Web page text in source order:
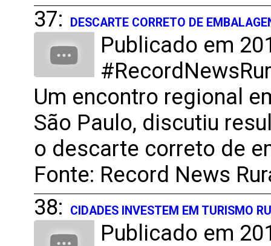
37:
DESCARTE CORRETO DE
Publicado em
Um encontro regional
São Paulo, discutiu
o descarte correto de
Fonte: Record News
38:
CIDADES INVESTEM EM TURISMO
Publicado em